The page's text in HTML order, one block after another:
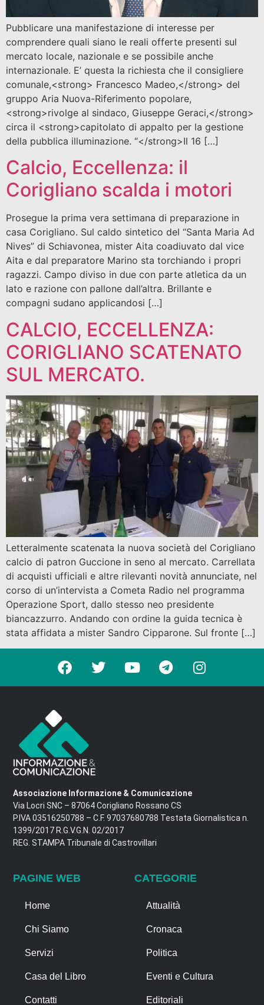
Pubblicare una manifestazione di interesse per
comprendere quali siano le reali offerte presenti sul
mercato locale, nazionale e se possibile anche
internazionale. E’ questa la richiesta che il consigliere
comunale,<strong> Francesco Madeo,</strong> del
gruppo Aria Nuova-Riferimento popolare,
<strong>rivolge al sindaco, Giuseppe Geraci,</strong>
circa il <strong>capitolato di appalto per la gestione
della pubblica illuminazione. “</strong>Il 16 […]
Calcio, Eccellenza: il
Corigliano scalda i motori
Prosegue la prima vera settimana di preparazione in
casa Corigliano. Sul caldo sintetico del “Santa Maria Ad
Nives” di Schiavonea, mister Aita coadiuvato dal vice
Aita e dal preparatore Marino sta torchiando i propri
ragazzi. Campo diviso in due con parte atletica da un
lato e razione con pallone dall’altra. Brillante e
compagni sudano applicandosi […]
CALCIO, ECCELLENZA:
CORIGLIANO SCATENATO
SUL MERCATO.
Letteralmente scatenata la nuova società del Corigliano
calcio di patron Guccione in seno al mercato. Carrellata
di acquisti ufficiali e altre rilevanti novità annunciate, nel
corso di un’intervista a Cometa Radio nel programma
Operazione Sport, dallo stesso neo presidente
biancazzurro. Andando con ordine la guida tecnica è
stata affidata a mister Sandro Cipparone. Sul fronte […]
Associazione Informazione & Comunicazione
Via Locri SNC – 87064 Corigliano Rossano CS
P.IVA 03516250788 – C.F. 97037680788 Testata Giornalistica n.
1399/2017 R.G.V.G.N. 02/2017
REG. STAMPA Tribunale di Castrovillari
PAGINE WEB
Home
Chi Siamo
Servizi
Casa del Libro
Contatti
CATEGORIE
Attualità
Cronaca
Politica
Eventi e Cultura
Editoriali